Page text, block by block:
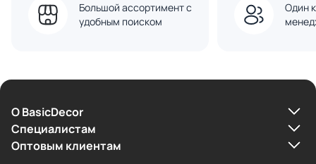
Большой ассортимент с
удобным поиском
Один
О BasicDecor
Cпециалистам
Оптовым клиентам